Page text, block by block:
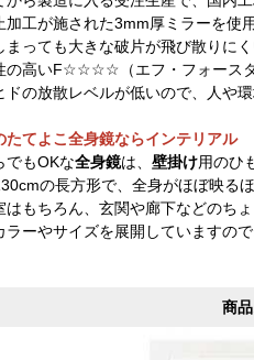
工が施された3mm厚ミラーを使
っても大きな破片が飛び散りにく
の高いF☆☆☆☆（エフ・フォースタ
の放散レベルが低いので、人や
たてよこ全身鏡ならインテリアル
でもOKな全身鏡は、 壁掛け用のひ
の長方形で、全身がほぼ映る
はもちろん、玄関や廊下などのち
ラーやサイズを展開していますの
商